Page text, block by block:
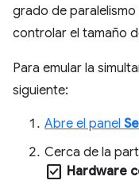
grado de
controlar el tamaño
Para emular la
siguiente:
Abre el panel
Cerca de la
check_box Hardware